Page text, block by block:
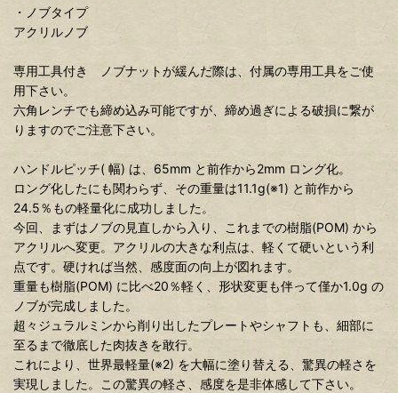
・ノブタイプ
アクリルノブ
専用工具付き ノブナットが緩んだ際は、付属の専用工具をご使
用下さい。
六角レンチでも締め込み可能ですが、締め過ぎによる破損に繋が
りますのでご注意下さい。
ハンドルピッチ( 幅) は、65mm と前作から2mm ロング化。
ロング化したにも関わらず、その重量は11.1g(※1) と前作から
24.5％もの軽量化に成功しました。
今回、まずはノブの見直しから入り、これまでの樹脂(POM) から
アクリルへ変更。アクリルの大きな利点は、軽くて硬いという利
点です。硬ければ当然、感度面の向上が図れます。
重量も樹脂(POM) に比べ20％軽く、形状変更も伴って僅か1.0g の
ノブが完成しました。
超々ジュラルミンから削り出したプレートやシャフトも、細部に
至るまで徹底した肉抜きを敢行。
これにより、世界最軽量(※2) を大幅に塗り替える、驚異の軽さを
実現しました。この驚異の軽さ、感度を是非体感して下さい。